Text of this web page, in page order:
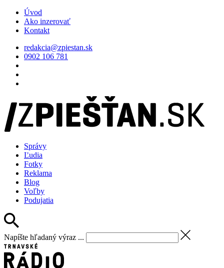
Úvod
Ako inzerovať
Kontakt
redakcia@zpiestan.sk
0902 106 781
Správy
Ľudia
Fotky
Reklama
Blog
Voľby
Podujatia
Napíšte hľadaný výraz ...